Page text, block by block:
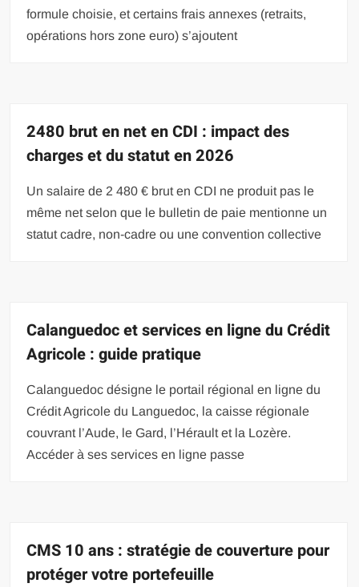
formule choisie, et certains frais annexes (retraits,
opérations hors zone euro) s’ajoutent
2480 brut en net en CDI : impact des
charges et du statut en 2026
Un salaire de 2 480 € brut en CDI ne produit pas le
même net selon que le bulletin de paie mentionne un
statut cadre, non-cadre ou une convention collective
Calanguedoc et services en ligne du Crédit
Agricole : guide pratique
Calanguedoc désigne le portail régional en ligne du
Crédit Agricole du Languedoc, la caisse régionale
couvrant l’Aude, le Gard, l’Hérault et la Lozère.
Accéder à ses services en ligne passe
CMS 10 ans : stratégie de couverture pour
protéger votre portefeuille